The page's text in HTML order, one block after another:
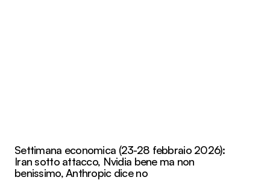
Settimana economica (23-28 febbraio 2026):
Iran sotto attacco, Nvidia bene ma non
benissimo, Anthropic dice no